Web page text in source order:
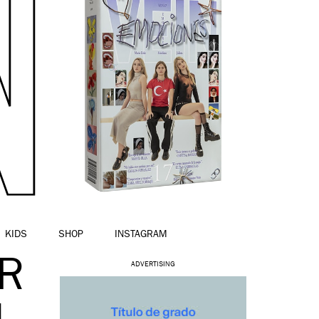
KIDS SHOP INSTAGRAM
ADVERTISING